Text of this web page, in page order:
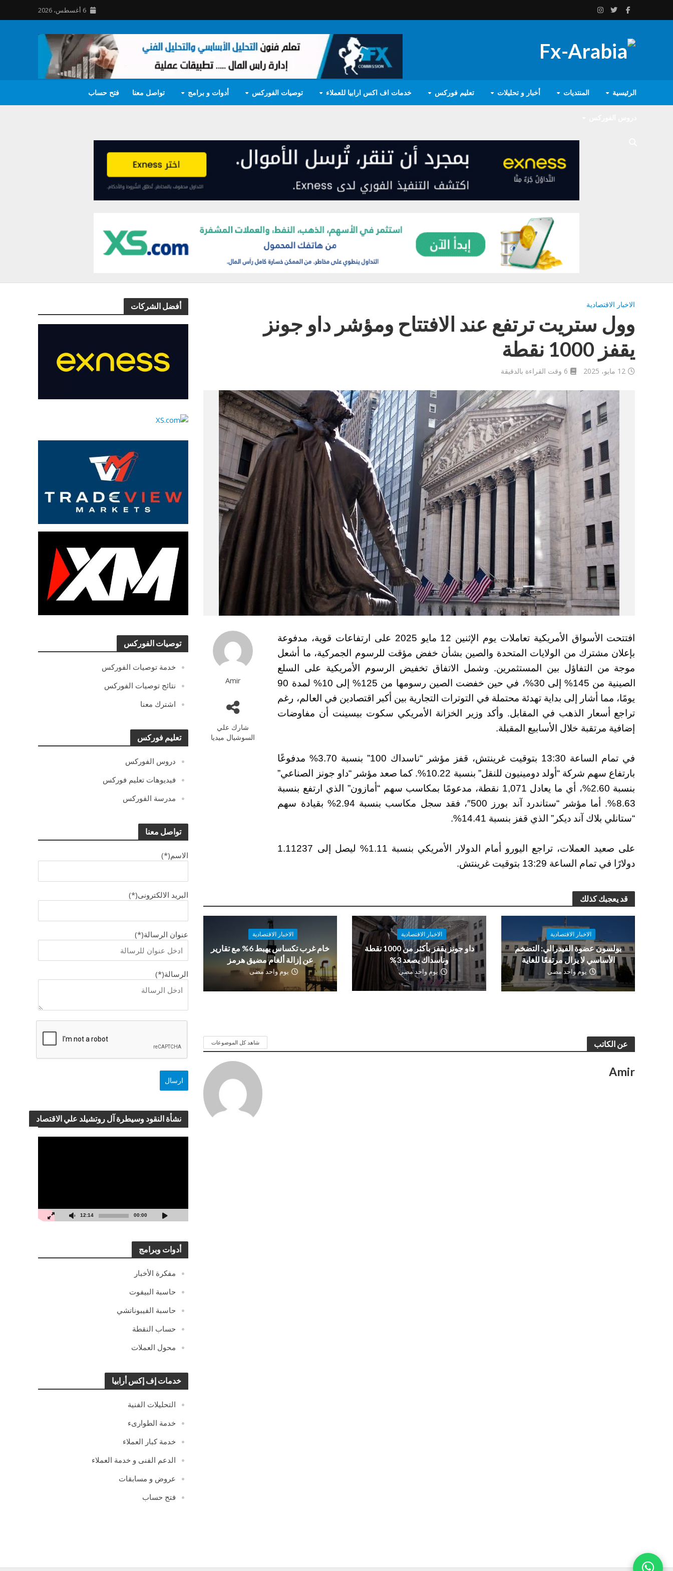
6 أغسطس، 2026
الرئيسية المنتديات أخبار و تحليلات تعليم فوركس خدمات اف اكس ارابيا للعملاء توصيات الفوركس أدوات و برامج تواصل معنا فتح حساب
أفضل الشركات
توصيات الفوركس
خدمة توصيات الفوركس
نتائج توصيات الفوركس
اشترك معنا
تعليم فوركس
دروس الفوركس
فيديوهات تعليم فوركس
مدرسة الفوركس
تواصل معنا
الاسم(*)
البريد الالكترونى(*)
عنوان الرسالة(*)
الرسالة(*)
نشأة النقود وسيطرة آل روتشيلد علي الاقتصاد
00:00
12:14
أدوات وبرامج
مفكرة الأخبار
حاسبة البيفوت
حاسبة الفيبوناتشي
حساب النقطة
محول العملات
خدمات إف إكس أرابيا
التحليلات الفنية
خدمة الطوارىء
خدمة كبار العملاء
الدعم الفنى و خدمة العملاء
عروض و مسابقات
فتح حساب
الاخبار الاقتصادية
وول ستريت ترتفع عند الافتتاح ومؤشر داو جونز
يقفز 1000 نقطة
12 مايو، 2025 6 وقت القراءة بالدقيقة
Amir
شارك علي
السوشيال ميديا
افتتحت الأسواق الأمريكية تعاملات يوم الإثنين 12 مايو 2025 على ارتفاعات قوية، مدفوعة
بإعلان مشترك من الولايات المتحدة والصين بشأن خفض مؤقت للرسوم الجمركية، ما أشعل
موجة من التفاؤل بين المستثمرين. وشمل الاتفاق تخفيض الرسوم الأمريكية على السلع
الصينية من 145% إلى 30%، في حين خفضت الصين رسومها من 125% إلى 10% لمدة 90
يومًا، مما أشار إلى بداية تهدئة محتملة في التوترات التجارية بين أكبر اقتصادين في العالم، رغم
تراجع أسعار الذهب في المقابل. وأكد وزير الخزانة الأمريكي سكوت بيسينت أن مفاوضات
إضافية مرتقبة خلال الأسابيع المقبلة.
في تمام الساعة 13:30 بتوقيت غرينتش، قفز مؤشر “ناسداك 100” بنسبة 3.70% مدفوعًا
بارتفاع سهم شركة “أولد دومينيون للنقل” بنسبة 10.22%. كما صعد مؤشر “داو جونز الصناعي”
بنسبة 2.60%، أي ما يعادل 1,071 نقطة، مدعومًا بمكاسب سهم “أمازون” الذي ارتفع بنسبة
8.63%. أما مؤشر “ستاندرد آند بورز 500″، فقد سجل مكاسب بنسبة 2.94% بقيادة سهم
“ستانلي بلاك آند ديكر” الذي قفز بنسبة 14.41%.
على صعيد العملات، تراجع اليورو أمام الدولار الأمريكي بنسبة 1.11% ليصل إلى 1.11237
دولارًا في تمام الساعة 13:29 بتوقيت غرينتش.
قد يعجبك كذلك
الاخبار الاقتصادية
بولسون عضوة الفيدرالي: التضخم
الأساسي لا يزال مرتفعًا للغاية
يوم واحد مضى
الاخبار الاقتصادية
داو جونز يقفز بأكثر من 1000 نقطة
وناسداك يصعد 3%
يوم واحد مضى
الاخبار الاقتصادية
خام غرب تكساس يهبط 6% مع تقارير
عن إزالة ألغام مضيق هرمز
يوم واحد مضى
عن الكاتب شاهد كل الموضوعات
Amir